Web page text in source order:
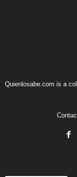
Quienlosabe.com is a